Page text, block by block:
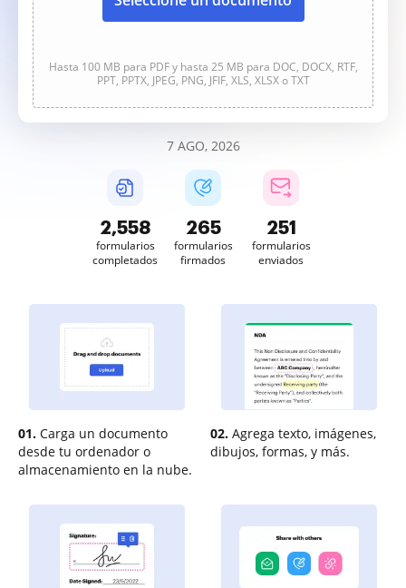
Hasta 100 MB para PDF y hasta 25 MB para DOC, DOCX, RTF,
PPT, PPTX, JPEG, PNG, JFIF, XLS, XLSX o TXT
7 AGO, 2026
2,558
formularios
completados
265
formularios
firmados
251
formularios
enviados
01. Carga un documento
desde tu ordenador o
almacenamiento en la nube.
02. Agrega texto, imágenes,
dibujos, formas, y más.